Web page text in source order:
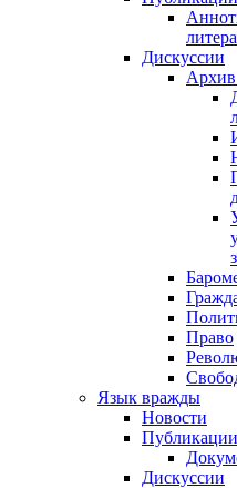
Дискуссии
Архив
Право
Язык вражды
Новости
Публикации
Дискуссии